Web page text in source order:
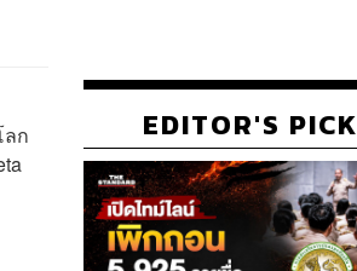
ลก
EDITOR'S PICK